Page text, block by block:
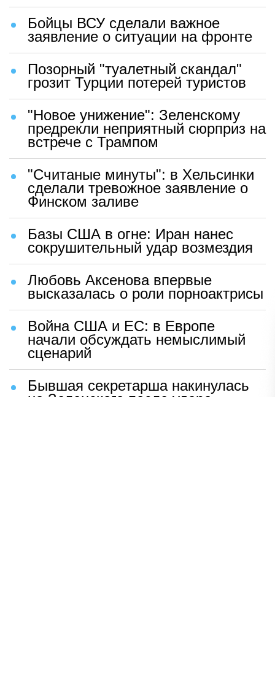
Бойцы ВСУ сделали важное
заявление о ситуации на фронте
Позорный "туалетный скандал"
грозит Турции потерей туристов
"Новое унижение": Зеленскому
предрекли неприятный сюрприз на
встрече с Трампом
"Считаные минуты": в Хельсинки
сделали тревожное заявление о
Финском заливе
Базы США в огне: Иран нанес
сокрушительный удар возмездия
Любовь Аксенова впервые
высказалась о роли порноактрисы
Война США и ЕС: в Европе
начали обсуждать немыслимый
сценарий
Бывшая секретарша накинулась
на Зеленского после удара